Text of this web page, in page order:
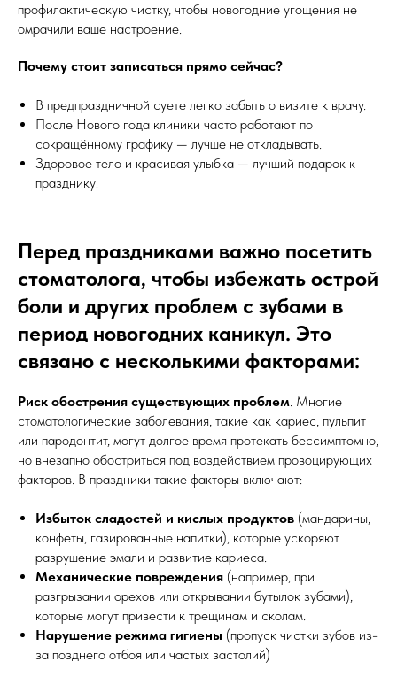
профилактическую чистку, чтобы новогодние угощения не
омрачили ваше настроение.
Почему стоит записаться прямо сейчас?
В предпраздничной суете легко забыть о визите к врачу.
После Нового года клиники часто работают по
сокращённому графику — лучше не откладывать.
Здоровое тело и красивая улыбка — лучший подарок к
празднику!
Перед праздниками важно посетить
стоматолога, чтобы избежать острой
боли и других проблем с зубами в
период новогодних каникул. Это
связано с несколькими факторами:
Риск обострения существующих проблем. Многие
стоматологические заболевания, такие как кариес, пульпит
или пародонтит, могут долгое время протекать бессимптомно,
но внезапно обостриться под воздействием провоцирующих
факторов. В праздники такие факторы включают:
Избыток сладостей и кислых продуктов (мандарины,
конфеты, газированные напитки), которые ускоряют
разрушение эмали и развитие кариеса.
Механические повреждения (например, при
разгрызании орехов или открывании бутылок зубами),
которые могут привести к трещинам и сколам.
Нарушение режима гигиены (пропуск чистки зубов из-
за позднего отбоя или частых застолий)